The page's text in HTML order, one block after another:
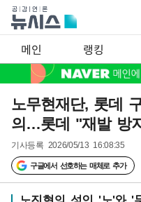
메인 랭킹
노무현재단, 롯데
의…롯데 "재발 방
기사등록 2026/05/13 16:08:35
구글에서 선호하는 매체로 추가